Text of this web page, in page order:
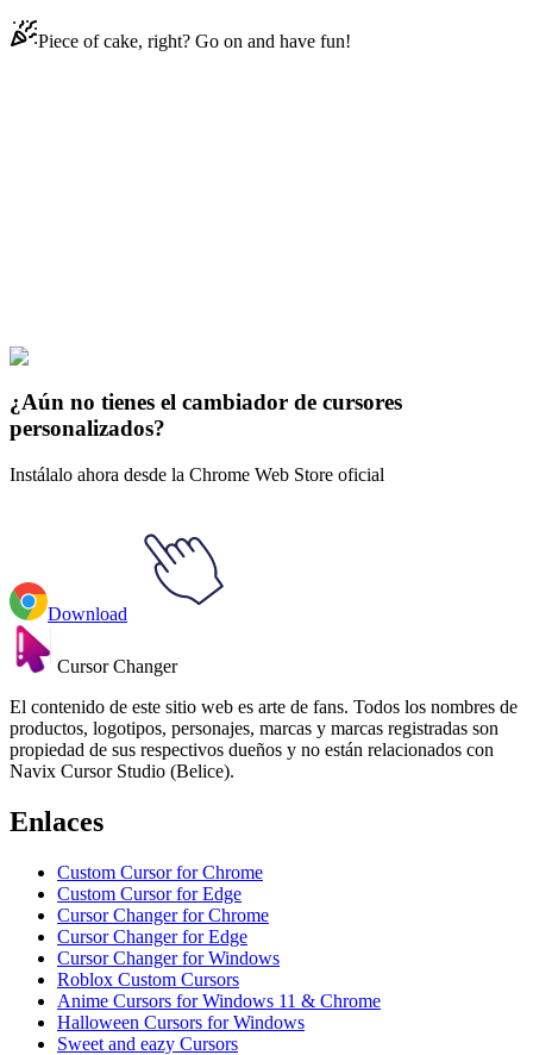
Piece of cake, right? Go on and have fun!
Chineas y Fer
& Surfboard
¿Aún no tienes el cambiador de cursores
personalizados?
Instálalo ahora desde la Chrome Web Store oficial
Download
Cursor Changer
El contenido de este sitio web es arte de fans. Todos los nombres de
productos, logotipos, personajes, marcas y marcas registradas son
propiedad de sus respectivos dueños y no están relacionados con
Navix Cursor Studio (Belice).
Enlaces
Custom Cursor for Chrome
Custom Cursor for Edge
Cursor Changer for Chrome
Cursor Changer for Edge
Cursor Changer for Windows
Roblox Custom Cursors
Anime Cursors for Windows 11 & Chrome
Halloween Cursors for Windows
Sweet and eazy Cursors